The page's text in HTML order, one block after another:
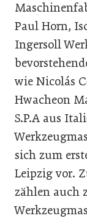
Paul Horn,
Ingersoll
wie Nicolás
Hwacheon
S.P.A aus
sich zum
Leipzig vor.
zählen auch